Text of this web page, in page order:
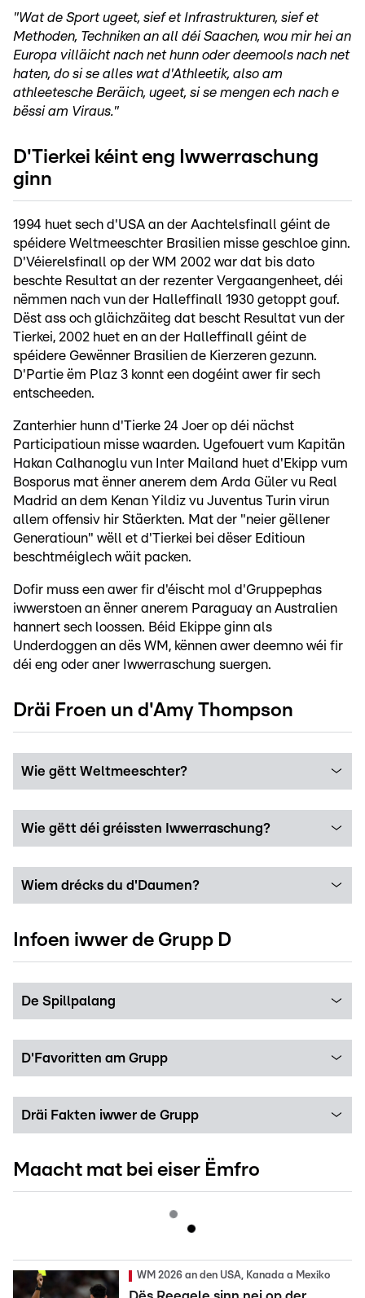
"Wat de Sport ugeet, sief et Infrastrukturen, sief et
Methoden, Techniken an all déi Saachen, wou mir hei an
Europa villäicht nach net hunn oder deemools nach net
haten, do si se alles wat d'Athleetik, also am
athleetesche Beräich, ugeet, si se mengen ech nach e
bëssi am Viraus."
D'Tierkei kéint eng Iwwerraschung
ginn
1994 huet sech d'USA an der Aachtelsfinall géint de
spéidere Weltmeeschter Brasilien misse geschloe ginn.
D'Véierelsfinall op der WM 2002 war dat bis dato
beschte Resultat an der rezenter Vergaangenheet, déi
nëmmen nach vun der Halleffinall 1930 getoppt gouf.
Dëst ass och gläichzäiteg dat bescht Resultat vun der
Tierkei, 2002 huet en an der Halleffinall géint de
spéidere Gewënner Brasilien de Kierzeren gezunn.
D'Partie ëm Plaz 3 konnt een dogéint awer fir sech
entscheeden.
Zanterhier hunn d'Tierke 24 Joer op déi nächst
Participatioun misse waarden. Ugefouert vum Kapitän
Hakan Calhanoglu vun Inter Mailand huet d'Ekipp vum
Bosporus mat ënner anerem dem Arda Güler vu Real
Madrid an dem Kenan Yildiz vu Juventus Turin virun
allem offensiv hir Stäerkten. Mat der "neier gëllener
Generatioun" wëll et d'Tierkei bei dëser Editioun
beschtméiglech wäit packen.
Dofir muss een awer fir d'éischt mol d'Gruppephas
iwwerstoen an ënner anerem Paraguay an Australien
hannert sech loossen. Béid Ekippe ginn als
Underdoggen an dës WM, kënnen awer deemno wéi fir
déi eng oder aner Iwwerraschung suergen.
Dräi Froen un d'Amy Thompson
Wie gëtt Weltmeeschter?
Wie gëtt déi gréissten Iwwerraschung?
Wiem drécks du d'Daumen?
Infoen iwwer de Grupp D
De Spillpalang
D'Favoritten am Grupp
Dräi Fakten iwwer de Grupp
Maacht mat bei eiser Ëmfro
WM 2026 an den USA, Kanada a Mexiko